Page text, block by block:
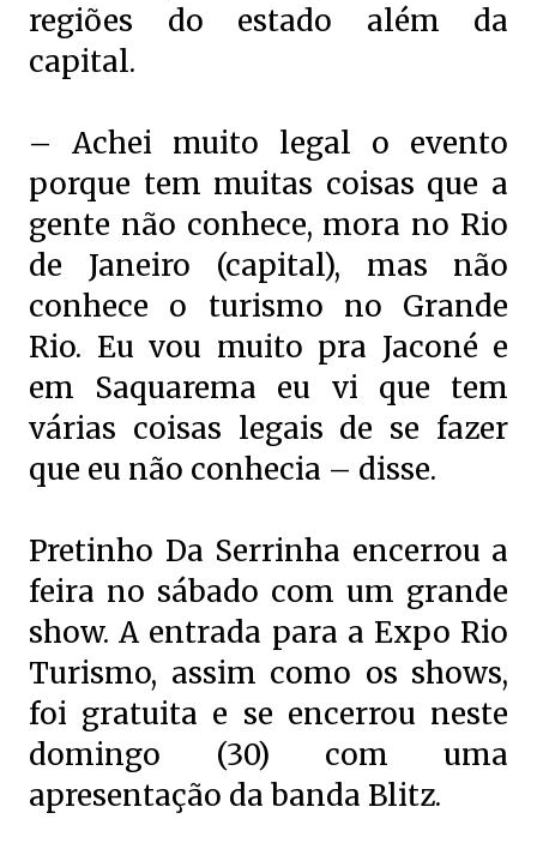
regiões do estado além da
capital.
– Achei muito legal o evento
porque tem muitas coisas que a
gente não conhece, mora no Rio
de Janeiro (capital), mas não
conhece o turismo no Grande
Rio. Eu vou muito pra Jaconé e
em Saquarema eu vi que tem
várias coisas legais de se fazer
que eu não conhecia – disse.
Pretinho Da Serrinha encerrou a
feira no sábado com um grande
show. A entrada para a Expo Rio
Turismo, assim como os shows,
foi gratuita e se encerrou neste
domingo (30) com uma
apresentação da banda Blitz.